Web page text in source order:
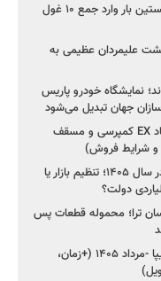
۳ خودروساز چینی برای نخستین بار وارد جمع ۱۰ غول
علیمردان عظیمی به
نمایشگاه خودرو پاریس
شروع فروش اقساطی زامیاد EX کمپرسی و مسقف
راز واردات ۷۵ هزار خودرو در سال ۱۴۰۵؛ تنظیم بازار یا
ترا؛ محموله قطعات پس
شروع فروش کوییک S سایپا -مرداد ۱۴۰۵ (+زمان،